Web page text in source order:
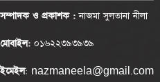
সম্পাদক ও প্রকাশক :নাজমা সুলতানা নীলা
মোবাইল: ০১৬২২৩৯৩৯৩৯
ইমেইল: nazmaneela@gmail.com